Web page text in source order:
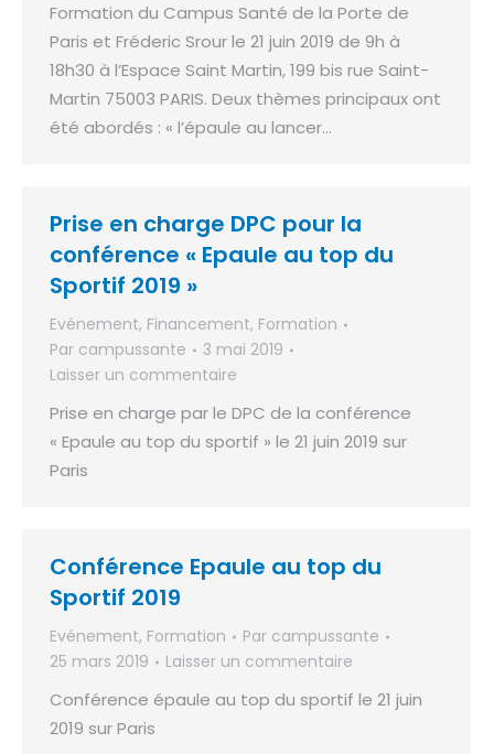
Formation du Campus Santé de la Porte de
Paris et Fréderic Srour le 21 juin 2019 de 9h à
18h30 à l’Espace Saint Martin, 199 bis rue Saint-
Martin 75003 PARIS. Deux thèmes principaux ont
été abordés : « l’épaule au lancer…
Prise en charge DPC pour la
conférence « Epaule au top du
Sportif 2019 »
Evénement, Financement, Formation
Par campussante
3 mai 2019
Laisser un commentaire
Prise en charge par le DPC de la conférence
« Epaule au top du sportif » le 21 juin 2019 sur
Paris
Conférence Epaule au top du
Sportif 2019
Evénement, Formation Par campussante
25 mars 2019
Laisser un commentaire
Conférence épaule au top du sportif le 21 juin
2019 sur Paris